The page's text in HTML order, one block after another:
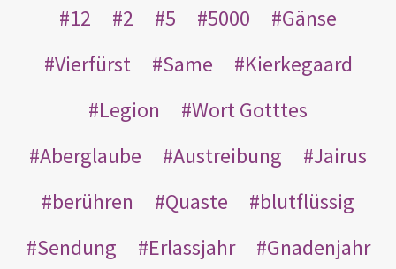
12
2 5 5000
Gänse
Vierfürst
Same
Kierkegaard
Legion
Wort Gotttes
Aberglaube
Austreibung
Jairus
berühren
Quaste
blutflüssig
Sendung
Erlassjahr
Gnadenjahr